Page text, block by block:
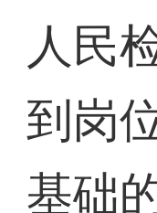
人民
到岗
基础